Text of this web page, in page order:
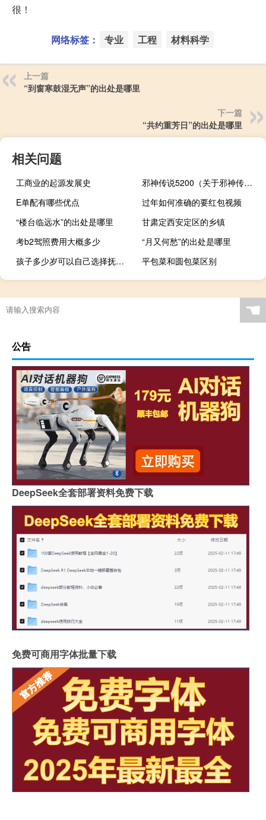
很！
网络标签： 专业 工程 材料科学
上一篇
“到窗寒鼓湿无声”的出处是哪里
下一篇
“共约重芳日”的出处是哪里
相关问题
工商业的起源发展史
邪神传说5200（关于邪神传说5200的介绍）
E单配有哪些优点
过年如何准确的要红包视频
“楼台临远水”的出处是哪里
甘肃定西安定区的乡镇
考b2驾照费用大概多少
“月又何愁”的出处是哪里
孩子多少岁可以自己选择抚养权
平包菜和圆包菜区别
去寺庙上香的规矩和忌讳（烧香拜佛的最佳时间）
☚
公告
DeepSeek全套部署资料免费下载
免费可商用字体批量下载